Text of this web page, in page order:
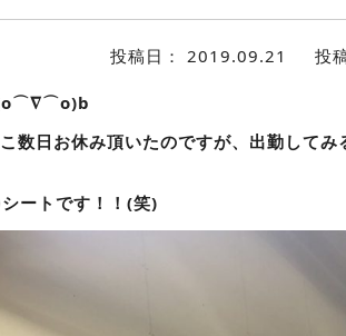
投稿日： 2019.09.21 投
数日お休み頂いたのですが、出勤して
ートです！！(笑)